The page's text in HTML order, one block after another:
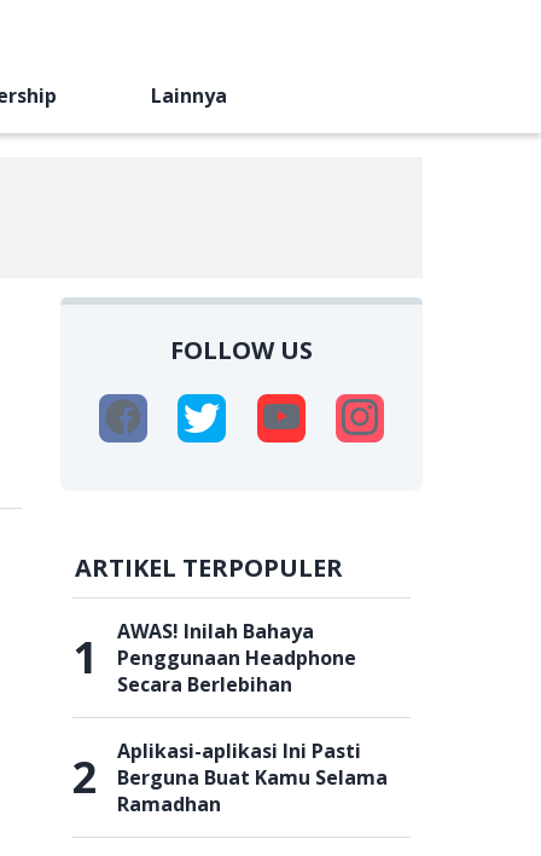
Lainnya
FOLLOW US
ARTIKEL TERPOPULER
1
AWAS! Inilah Bahaya
Penggunaan Headphone
Secara Berlebihan
2
Aplikasi-aplikasi Ini Pasti
Berguna Buat Kamu Selama
Ramadhan